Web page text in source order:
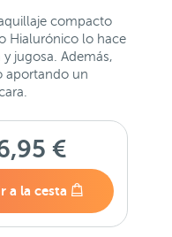
compacto
Hialurónico lo hace
jugosa. Además,
aportando un
€
a la cesta